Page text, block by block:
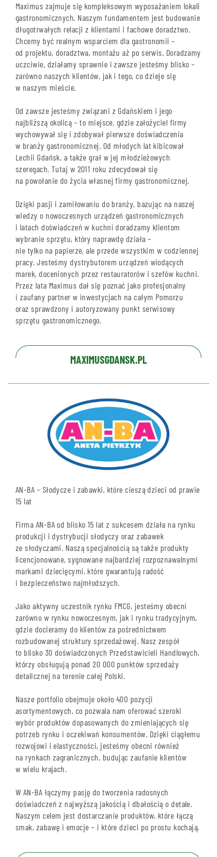
Maximus zajmuje się kompleksowym wyposażaniem lokali
gastronomicznych. Naszym fundamentem jest budowanie
długotrwałych relacji z klientami i fachowe doradztwo.
Chcemy być realnym wsparciem dla gastronomii –
od projektu, doradztwa, montażu aż po serwis. Doradzamy
uczciwie, działamy sprawnie i zawsze jesteśmy blisko –
zarówno naszych klientów, jak i tego, co dzieje się
w naszym mieście.
Od zawsze jesteśmy związani z Gdańskiem i jego
najbliższą okolicą – to miejsce, gdzie założyciel firmy
wychowywał się i zdobywał pierwsze doświadczenia
w branży gastronomicznej. Od młodych lat kibicował
Lechii Gdańsk, a także grał w jej młodzieżowych
szeregach. Tutaj w 2011 roku zdecydował się
na powołanie do życia własnej firmy gastronomicznej.
Dzięki pasji i zamiłowaniu do branży, bazując na naszej
wiedzy o nowoczesnych urządzeń gastronomicznych
i latach doświadczeń w kuchni doradzamy klientom
wybranie sprzętu, który naprawdę działa –
nie tylko na papierze, ale przede wszystkim w codziennej
pracy. Jesteśmy dystrybutorem urządzeń wiodących
marek, docenionych przez restauratorów i szefów kuchni.
Przez lata Maximus dał się poznać jako profesjonalny
i zaufany partner w inwestycjach na całym Pomorzu
oraz sprawdzony i autoryzowany punkt serwisowy
sprzętu gastronomicznego.
MAXIMUSGDANSK.PL
AN-BA – Słodycze i zabawki, które cieszą dzieci od prawie
15 lat
Firma AN-BA od blisko 15 lat z sukcesem działa na rynku
produkcji i dystrybucji słodyczy oraz zabawek
ze słodyczami. Naszą specjalnością są także produkty
licencjonowane, sygnowane najbardziej rozpoznawalnymi
markami dziecięcymi, które gwarantują radość
i bezpieczeństwo najmłodszych.
Jako aktywny uczestnik rynku FMCG, jesteśmy obecni
zarówno w rynku nowoczesnym, jak i rynku tradycyjnym,
gdzie docieramy do klientów za pośrednictwem
rozbudowanej struktury sprzedażowej. Nasz zespół
to blisko 30 doświadczonych Przedstawicieli Handlowych,
którzy obsługują ponad 20 000 punktów sprzedaży
detalicznej na terenie całej Polski.
Nasze portfolio obejmuje około 400 pozycji
asortymentowych, co pozwala nam oferować szeroki
wybór produktów dopasowanych do zmieniających się
potrzeb rynku i oczekiwań konsumentów. Dzięki ciągłemu
rozwojowi i elastyczności, jesteśmy obecni również
na rynkach zagranicznych, budując zaufanie klientów
w wielu krajach.
W AN-BA łączymy pasję do tworzenia radosnych
doświadczeń z najwyższą jakością i dbałością o detale.
Naszym celem jest dostarczanie produktów, które łączą
smak, zabawę i emocje – i które dzieci po prostu kochają.